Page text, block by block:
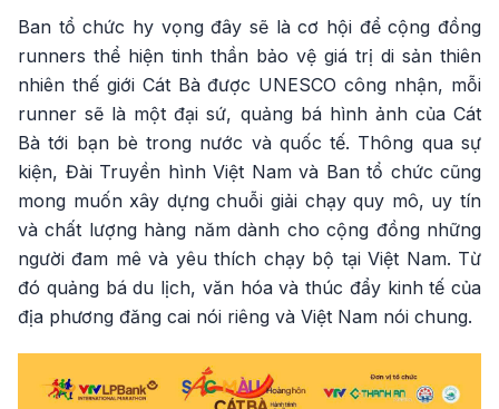
Ban tổ chức hy vọng đây sẽ là cơ hội để cộng đồng
runners thể hiện tinh thần bảo vệ giá trị di sản thiên
nhiên thế giới Cát Bà được UNESCO công nhận, mỗi
runner sẽ là một đại sứ, quảng bá hình ảnh của Cát
Bà tới bạn bè trong nước và quốc tế. Thông qua sự
kiện, Đài Truyền hình Việt Nam và Ban tổ chức cũng
mong muốn xây dựng chuỗi giải chạy quy mô, uy tín
và chất lượng hàng năm dành cho cộng đồng những
người đam mê và yêu thích chạy bộ tại Việt Nam. Từ
đó quảng bá du lịch, văn hóa và thúc đẩy kinh tế của
địa phương đăng cai nói riêng và Việt Nam nói chung.